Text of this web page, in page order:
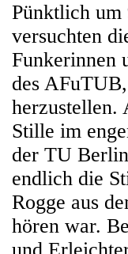
Pünktlich um
versuchten
Funkerinnen
des
herzustellen.
Stille im
der TU
endlich die
Rogge aus
hören war.